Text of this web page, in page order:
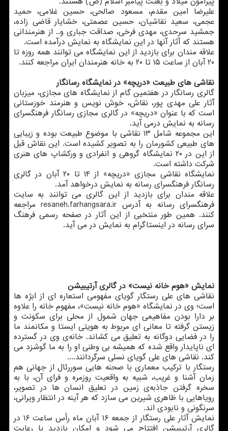
علیرضا امین مقدم، مسعود صالحی، حسین غلامی، حمید
عجمی، سعید نقاشیان، حسین عصمتی، خشایار قاضی زاده،
جمشید سرحدی، مهدی فرخی، صداقت جباری و.. از هنرمندانی
هستند که آثار آنها در این نمایشگاه به نمایش درآمده است.
علاقه مندان برای بازدید از این نمایشگاه می توانند همه روزه تا
۲۰ آبان از ساعت ۱۵ تا ۲۰ به خانه هنرمندان ایران مراجعه کنند.
نقاشی های طبیعت «دریچه» در نمایشگاه رسانگار
گالری رسانگار در هفتمین گام از نمایشگاه های مجازی، میزبان
آثار علی مهدی پور، نقاش، خوش نویس و هنرمند خوزستانی
است که با عنوان «دریچه» در گالری مجازی رسانگار فرهنگسرای
رسانه به نمایش درمی آید.
این مجموعه شامل ۱۳ نقاشی با موضوع طبیعت بوده و زیبایی
های طبیعی کشورمان را به تصویر کشیده است. این نقاش قبل
از این در ۲۰ نمایشگاه گروهی و انفرادی و ورکشاپ های هنری
شرکت داشته است.
نمایشگاه نقاشی مجازی «دریچه» از ۱۴ تا ۲۰ آبان در گالری
رسانگار فرهنگسرای رسانه به نمایش درخواهد آمد.
علاقه مندان برای بازدید از این گالری می توانند به سایت
فرهنگسرای رسانه به آدرس resaneh.farhangsara.ir مراجعه
کنند. همین طور منتخبی از این آثار در صفحه رسمی فرهنگ
سرای رسانه در اینستاگرام به نمایش در می آید.
نمایش «هوم خانه نیست» در گالری آرتیبیشن
نقاشی های علی رستگار گویای مفهومی استعاره ای از ابژه ها
است؛ وی در نمایشگاه «هوم خانه نیست»، مفهوم خانه را علاوه
بر دارا بودن مفاهیمی جهان شمول از محلی برای سکونت و
زیستن گرفته تا معانی ای مربوط به هویتی ایستا و مکانمند ما
را در فضایی دوگانه به تعلیق می کشاند. خانه‌ی وی در گسترده
ای ناپایدار واقع شده که همیشه بی وطنی او را به ما گوشزد می
کند. نقاشی های علی گویای نسلی سرگردانند....
رستگار با ترکیب معماری با صحنه هایی سوررئال از جهانی هم
زمان آشنا و غریب، شبیه به واقعیت روزمره و فرای آن، با به
سخره گرفتن جاذبه‌ی زمین در تعلیق انسان ها در تصویر،
رویاهایی با ظاهری شیرین می سازد که هر آینه در انتظار ویرانی،
سرنگونی و نابودی اند.
نمایش آثار علی رستگار از جمعه ۱۶ آبان ماه رأس ساعت ۱۶ در